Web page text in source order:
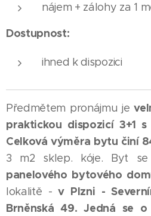
nájem + zálohy za 1
Dostupnost:
ihned k dispozici
Předmětem pronájmu je
praktickou dispozicí 3+1
Celková výměra bytu činí
3 m2 sklep. kóje. Byt
panelového bytového
lokalitě -v Plzni -
Brněnská 49. Jedná se